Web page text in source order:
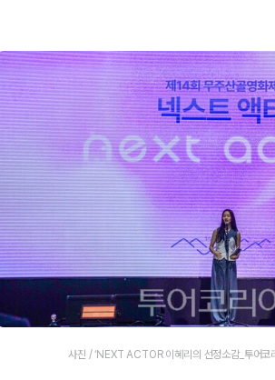
사진 / ‘NEXT ACTOR 이혜리의 선정소감_투어코